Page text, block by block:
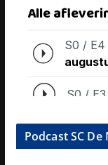
Podcast SC